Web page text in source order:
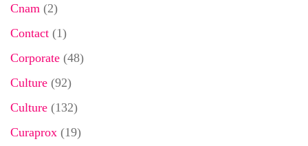
Cnam (2)
Contact (1)
Corporate (48)
Culture (92)
Culture (132)
Curaprox (19)